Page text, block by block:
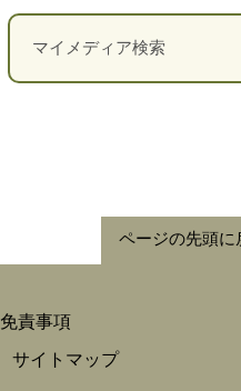
ページの先頭に
免責事項
サイトマップ